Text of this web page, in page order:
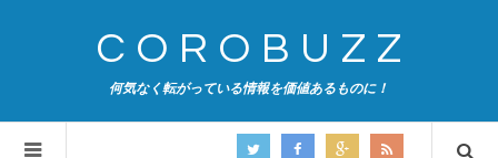
COROBUZZ
何気なく転がっている情報を価値あるものに！